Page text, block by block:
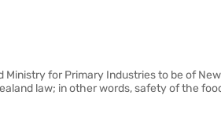
for Primary Industries to be of
law; in other words, safety of the